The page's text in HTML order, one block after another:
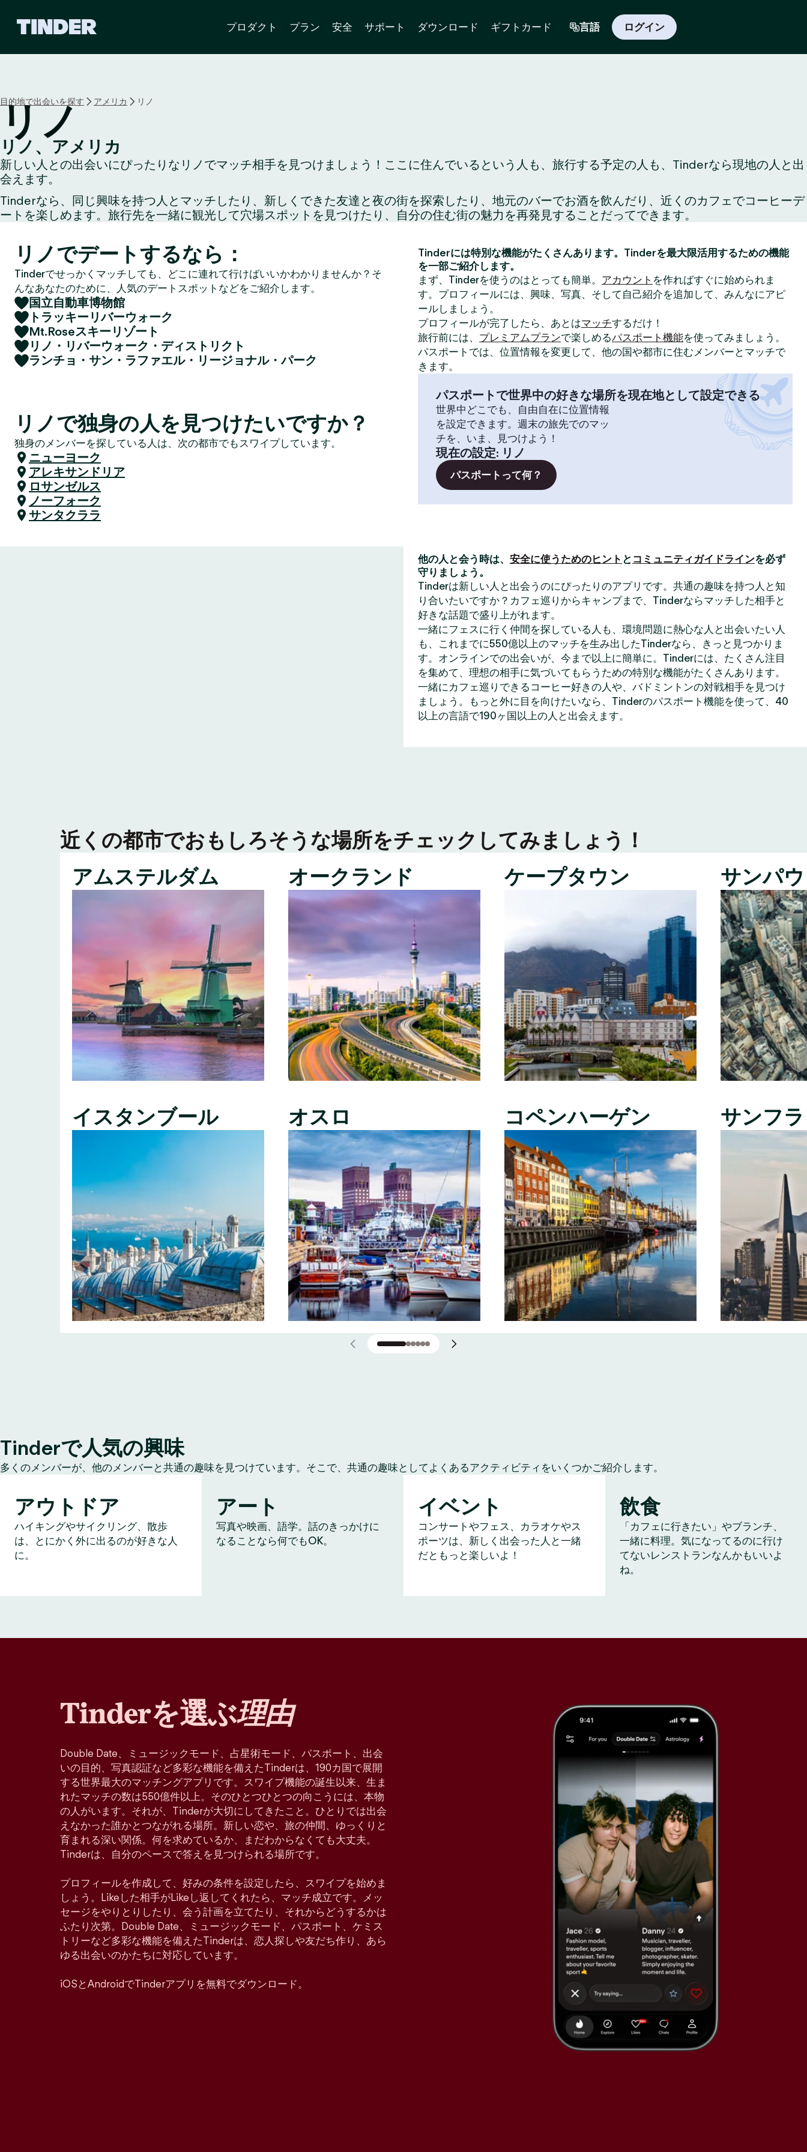
ホ
ペ
ー
ジ
プロダクト プラン 安全 サポート ダウンロード ギフトカード 言語 ログイン
目的地で出会いを探す アメリカ リノ
リノ
リノ、アメリカ
新しい人との出会いにぴったりなリノでマッチ相手を見つけましょう！ここに住んでいるという人も、旅行する予定の人も、Tinderなら現地の人と出
会えます。
Tinderなら、同じ興味を持つ人とマッチしたり、新しくできた友達と夜の街を探索したり、地元のバーでお酒を飲んだり、近くのカフェでコーヒーデ
ートを楽しめます。旅行先を一緒に観光して穴場スポットを見つけたり、自分の住む街の魅力を再発見することだってできます。
リノでデートするなら：
Tinderでせっかくマッチしても、どこに連れて行けばいいかわかりませんか？そ
んなあなたのために、人気のデートスポットなどをご紹介します。
国立自動車博物館
トラッキーリバーウォーク
Mt.Roseスキーリゾート
リノ・リバーウォーク・ディストリクト
ランチョ・サン・ラファエル・リージョナル・パーク
リノで独身の人を見つけたいですか？
独身のメンバーを探している人は、次の都市でもスワイプしています。
ニューヨーク
アレキサンドリア
ロサンゼルス
ノーフォーク
サンタクララ
Tinderには特別な機能がたくさんあります。Tinderを最大限活用するための機能
を一部ご紹介します。
まず、Tinderを使うのはとっても簡単。 アカウント を作ればすぐに始められま
す。プロフィールには、興味、写真、そして自己紹介を追加して、みんなにアピ
ールしましょう。
プロフィールが完了したら、あとはマッチするだけ！
旅行前には、 プレミアムプランで楽しめるパスポート機能を使ってみましょう。
パスポートでは、位置情報を変更して、他の国や都市に住むメンバーとマッチで
きます。
パスポートで世界中の好きな場所を現在地として設定できる
世界中どこでも、自由自在に位置情報
を設定できます。週末の旅先でのマッ
チを、いま、見つけよう！
現在の設定: リノ
パスポートって何？
他の人と会う時は、 安全に使うためのヒント と コミュニティガイドラインを必ず
守りましょう。
Tinderは新しい人と出会うのにぴったりのアプリです。共通の趣味を持つ人と知
り合いたいですか？カフェ巡りからキャンプまで、Tinderならマッチした相手と
好きな話題で盛り上がれます。
一緒にフェスに行く仲間を探している人も、環境問題に熱心な人と出会いたい人
も、これまでに550億以上のマッチを生み出したTinderなら、きっと見つかりま
す。オンラインでの出会いが、今まで以上に簡単に。Tinderには、たくさん注目
を集めて、理想の相手に気づいてもらうための特別な機能がたくさんあります。
一緒にカフェ巡りできるコーヒー好きの人や、バドミントンの対戦相手を見つけ
ましょう。もっと外に目を向けたいなら、Tinderのパスポート機能を使って、40
以上の言語で190ヶ国以上の人と出会えます。
近くの都市でおもしろそうな場所をチェックしてみましょう！
アムステルダム
イスタンブール
オークランド
オスロ
ケープタウン
コペンハーゲン
サンパ
サンフ
Tinderで人気の興味
多くのメンバーが、他のメンバーと共通の趣味を見つけています。そこで、共通の趣味としてよくあるアクティビティをいくつかご紹介します。
アウトドア
ハイキングやサイクリング、散歩
は、とにかく外に出るのが好きな人
に。
アート
写真や映画、語学。話のきっかけに
なることなら何でもOK。
イベント
コンサートやフェス、カラオケやス
ポーツは、新しく出会った人と一緒
だともっと楽しいよ！
飲食
「カフェに行きたい」やブランチ、
一緒に料理。気になってるのに行け
てないレンストランなんかもいいよ
ね。
Tinderを選ぶ理由
Double Date、ミュージックモード、占星術モード、パスポート、出会
いの目的、写真認証など多彩な機能を備えたTinderは、190カ国で展開
する世界最大のマッチングアプリです。スワイプ機能の誕生以来、生ま
れたマッチの数は550億件以上。そのひとつひとつの向こうには、本物
の人がいます。それが、Tinderが大切にしてきたこと。ひとりでは出会
えなかった誰かとつながれる場所。新しい恋や、旅の仲間、ゆっくりと
育まれる深い関係。何を求めているか、まだわからなくても大丈夫。
Tinderは、自分のペースで答えを見つけられる場所です。
プロフィールを作成して、好みの条件を設定したら、スワイプを始めま
しょう。Likeした相手がLikeし返してくれたら、マッチ成立です。メッ
セージをやりとりしたり、会う計画を立てたり、それからどうするかは
ふたり次第。Double Date、ミュージックモード、パスポート、ケミス
トリーなど多彩な機能を備えたTinderは、恋人探しや友だち作り、あら
ゆる出会いのかたちに対応しています。
iOSとAndroidでTinderアプリを無料でダウンロード。